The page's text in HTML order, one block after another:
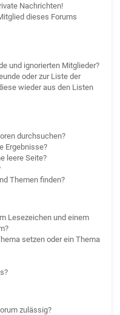
Nachrichten!
dieses Forums
und ignorierten Mitglieder?
oder zur Liste der
wieder aus den Listen
durchsuchen?
Ergebnisse?
leere Seite?
Themen finden?
Lesezeichen und einem
setzen oder ein Thema
zulässig?